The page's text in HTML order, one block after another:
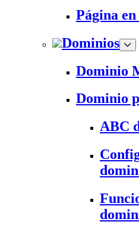
Página
Dominios
Dominio
Dominio
ABC